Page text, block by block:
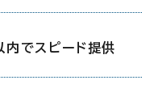
内でスピード提供